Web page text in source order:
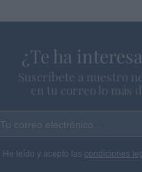
¿Te ha
Suscríbete a nuestro
en tu correo lo más
Tu correo electrónico...
He leído y acepto las condiciones